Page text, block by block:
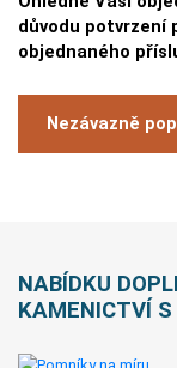
důvodu potvrzení
objednaného
Nezávazně
NABÍDKU
KAMENICTVÍ S